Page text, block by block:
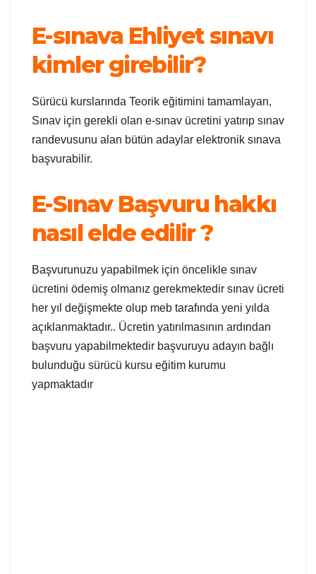
E-sınava Ehliyet sınavı
kimler girebilir?
Sürücü kurslarında Teorik eğitimini tamamlayan,
Sınav için gerekli olan e-sınav ücretini yatırıp sınav
randevusunu alan bütün adaylar elektronik sınava
başvurabilir.
E-Sınav Başvuru hakkı
nasıl elde edilir ?
Başvurunuzu yapabilmek için öncelikle sınav
ücretini ödemiş olmanız gerekmektedir sınav ücreti
her yıl değişmekte olup meb tarafında yeni yılda
açıklanmaktadır.. Ücretin yatırılmasının ardından
başvuru yapabilmektedir başvuruyu adayın bağlı
bulunduğu sürücü kursu eğitim kurumu
yapmaktadır